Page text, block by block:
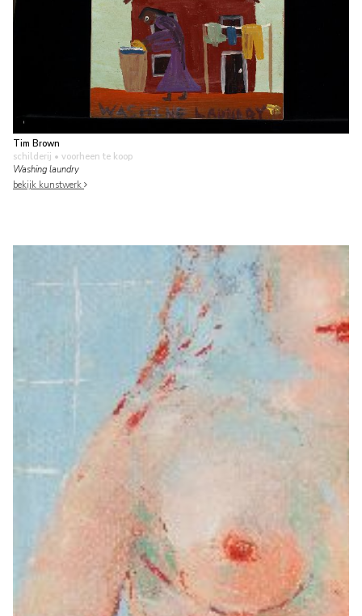
Tim Brown
schilderij • voorheen te koop
Washing laundry
bekijk kunstwerk